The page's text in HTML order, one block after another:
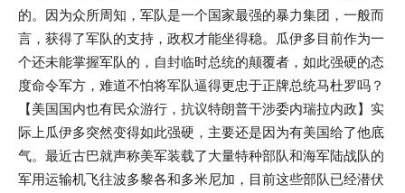
的。因为众所周知，军队是一个国家最强的暴力集团，一般而
言，获得了军队的支持，政权才能坐得稳。瓜伊多目前作为一
个还未能掌握军队的，自封临时总统的颠覆者，如此强硬的态
度命令军方，难道不怕将军队逼得更忠于正牌总统马杜罗吗？
【美国国内也有民众游行，抗议特朗普干涉委内瑞拉内政】实
际上瓜伊多突然变得如此强硬，主要还是因为有美国给了他底
气。最近古巴就声称美军装载了大量特种部队和海军陆战队的
军用运输机飞往波多黎各和多米尼加，目前这些部队已经潜伏